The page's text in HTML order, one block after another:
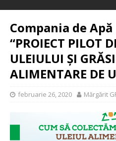
Compania de
“PROIECT PILOT
ULEIULUI ȘI
ALIMENTARE DE
februarie 26, 2020 Mărgărit